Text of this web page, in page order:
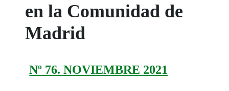
en la Comunidad de
Madrid
Nº 76. NOVIEMBRE 2021